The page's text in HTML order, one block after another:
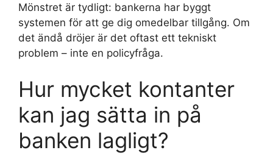
Mönstret är tydligt: bankerna har byggt
systemen för att ge dig omedelbar tillgång. Om
det ändå dröjer är det oftast ett tekniskt
problem – inte en policyfråga.
Hur mycket kontanter
kan jag sätta in på
banken lagligt?